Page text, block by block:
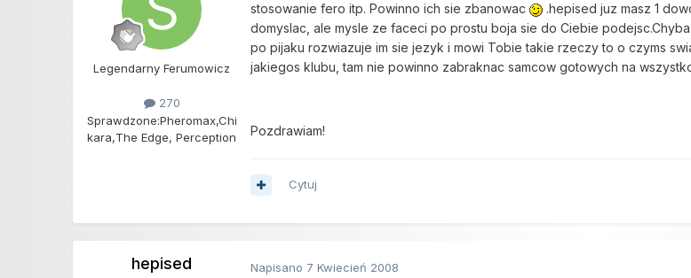
Legendarny Ferumowicz
270
Sprawdzone:Pheromax,Chi
kara,The Edge, Perception
stosowanie fero itp. Powinno ich sie zbanowac
.hepised juz masz 1
domyslac, ale mysle ze faceci po prostu boja sie do Ciebie
po pijaku rozwiazuje im sie jezyk i mowi Tobie takie rzeczy to o czyms
jakiegos klubu, tam nie powinno zabraknac samcow gotowych na
Pozdrawiam!
Cytuj
hepised Napisano 7 Kwiecień 2008